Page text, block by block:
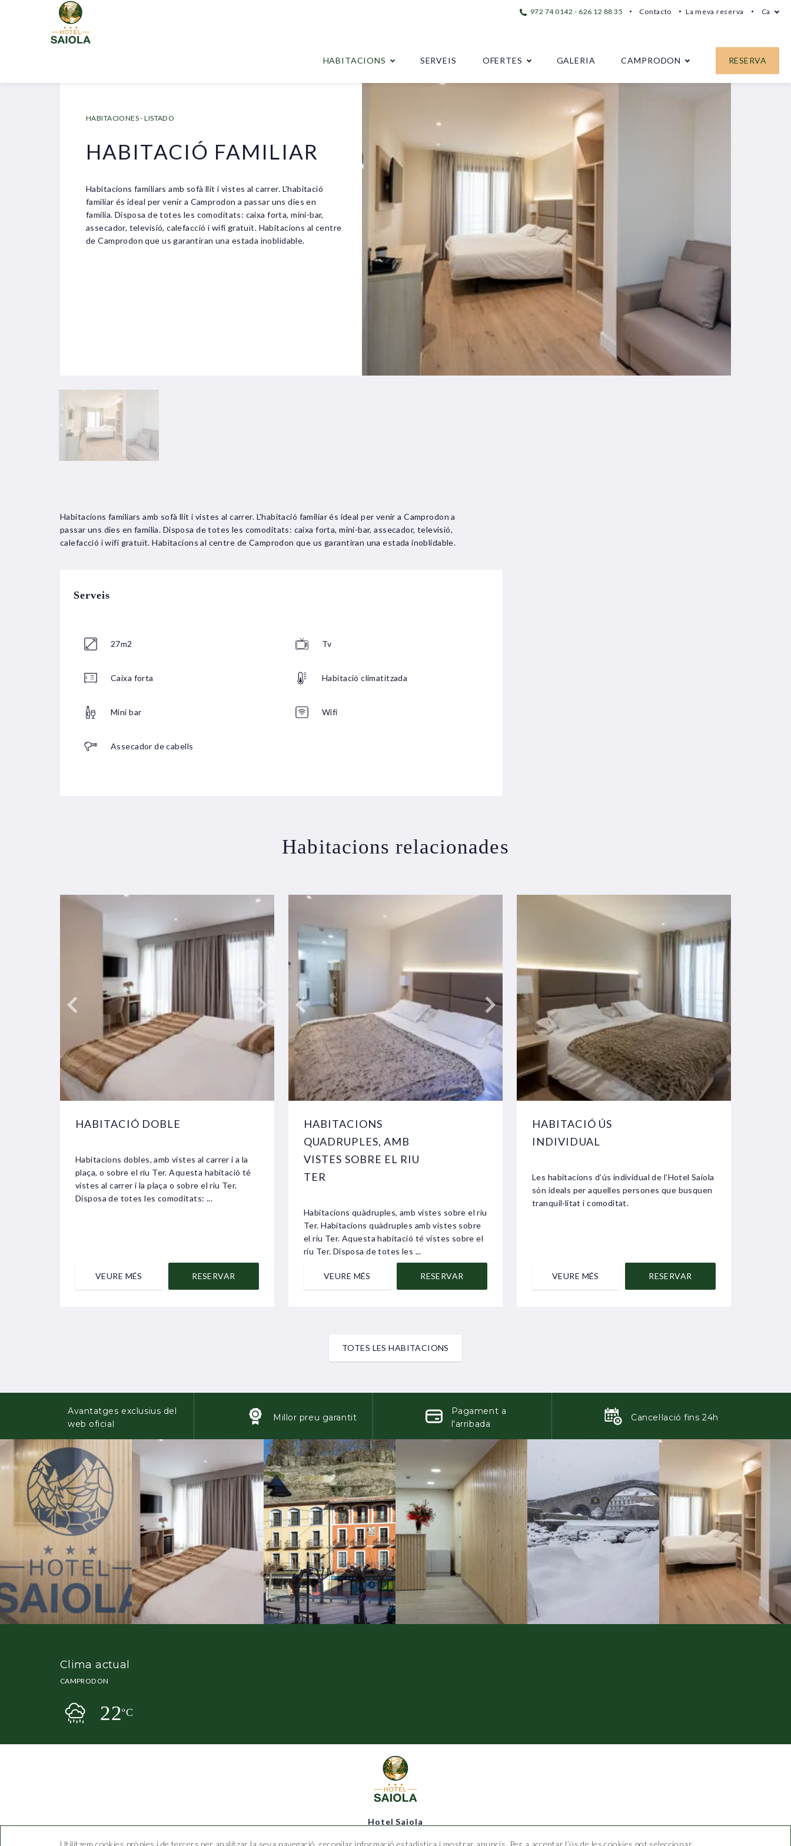
972 74 0142 - 626 12 88 35 Contacto La meva reserva Ca
HABITACIONS SERVEIS OFERTES GALERIA CAMPRODON RESERVA
HABITACIONES - LISTADO
HABITACIÓ FAMILIAR
Habitacions familiars amb sofà llit i vistes al carrer. L'habitació
familiar és ideal per venir a Camprodon a passar uns dies en
família. Disposa de totes les comoditats: caixa forta, mini-bar,
assecador, televisió, calefacció i wifi gratuït. Habitacions al centre
de Camprodon que us garantiran una estada inoblidable.
Habitacions familiars amb sofà llit i vistes al carrer. L'habitació familiar és ideal per venir a Camprodon a
passar uns dies en família. Disposa de totes les comoditats: caixa forta, mini-bar, assecador, televisió,
calefacció i wifi gratuït. Habitacions al centre de Camprodon que us garantiran una estada inoblidable.
Serveis
27m2
Caixa forta
Mini bar
Assecador de cabells
Tv
Habitació climatitzada
Wifi
Habitacions relacionades
HABITACIÓ DOBLE
Habitacions dobles, amb vistes al carrer i a la
plaça, o sobre el riu Ter. Aquesta habitació té
vistes al carrer i la plaça o sobre el riu Ter.
Disposa de totes les comoditats: ...
VEURE MÉS RESERVAR
HABITACIONS
QUADRUPLES, AMB
VISTES SOBRE EL RIU
TER
Habitacions quàdruples, amb vistes sobre el riu
Ter. Habitacions quàdruples amb vistes sobre
el riu Ter. Aquesta habitació té vistes sobre el
riu Ter. Disposa de totes les ...
VEURE MÉS RESERVAR
HABITACIÓ ÚS
INDIVIDUAL
Les habitacions d’ús individual de l’Hotel Saiola
són ideals per aquelles persones que busquen
tranquil·litat i comoditat.
VEURE MÉS RESERVAR
TOTES LES HABITACIONS
Avantatges exclusius del
web oficial
Millor preu garantit
Pagament a
l'arribada
Cancel·lació fins 24h
Clima actual
CAMPRODON
22
ºC
Hotel Saiola
Utilitzem cookies pròpies i de tercers per analitzar la seva navegació, recopilar informació estadística i mostrar anuncis. Per a acceptar l’ús de les cookies pot seleccionar